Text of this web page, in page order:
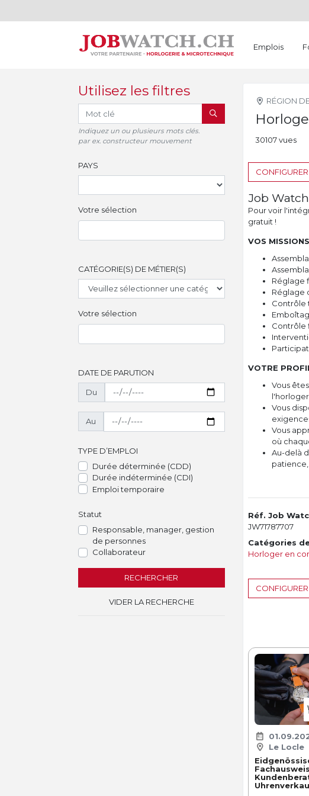
Emplois
Utilisez les filtres
RECHERCHER
Indiquez un ou plusieurs mots clés.
par ex. constructeur mouvement
PAYS
Votre sélection
CATÉGORIE(S) DE MÉTIER(S)
Votre sélection
DATE DE PARUTION
Du
Au
TYPE D’EMPLOI
Durée déterminée (CDD)
Durée indéterminée (CDI)
Emploi temporaire
Statut
Responsable, manager, gestion
de personnes
Collaborateur
RECHERCHER
VIDER LA RECHERCHE
RÉGION
30107 vues
Job
Pour voir
gratuit !
VOS MISSIONS
Réglage
Réglage
Contrôle
Contrôle
VOTRE
Vous
Vous
Vous
où
Au-delà
Réf. Job
JW71787707
Catégories
Horloger en
Le Locle
Fachausweis